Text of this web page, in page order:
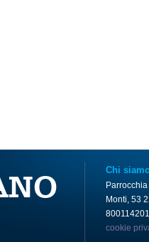
Chi
Monti, 53
cookie